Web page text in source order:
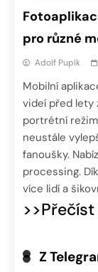
pro různé
Adolf Pupík
Mobilní
videí před lety
portrétní
neustále
fanoušky.
processing.
více lidí a
Z